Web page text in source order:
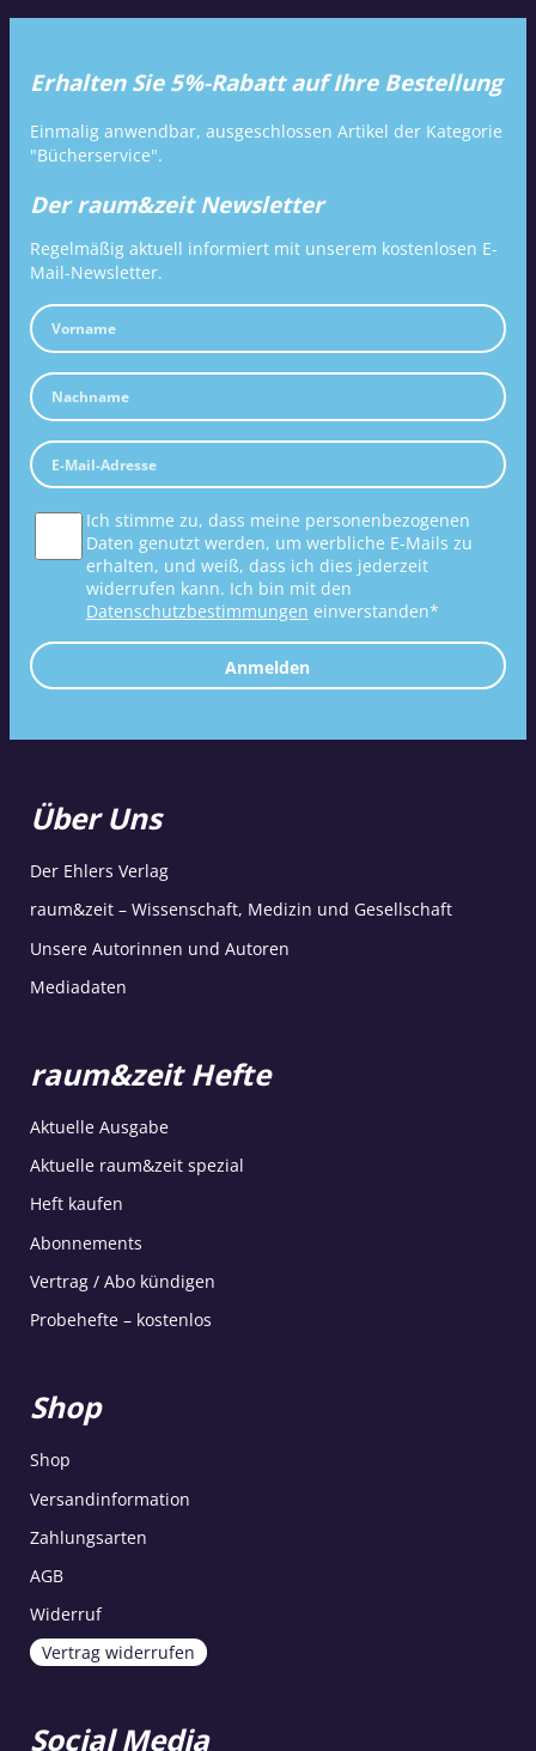
Erhalten Sie 5%-Rabatt auf Ihre Bestellung
Einmalig anwendbar, ausgeschlossen Artikel der Kategorie
"Bücherservice".
Der raum&zeit Newsletter
Regelmäßig aktuell informiert mit unserem kostenlosen E-
Mail-Newsletter.
Ich stimme zu, dass meine personenbezogenen
Daten genutzt werden, um werbliche E-Mails zu
erhalten, und weiß, dass ich dies jederzeit
widerrufen kann. Ich bin mit den
Datenschutzbestimmungen einverstanden*
Anmelden
Über Uns
Der Ehlers Verlag
raum&zeit – Wissenschaft, Medizin und Gesellschaft
Unsere Autorinnen und Autoren
Mediadaten
raum&zeit Hefte
Aktuelle Ausgabe
Aktuelle raum&zeit spezial
Heft kaufen
Abonnements
Vertrag / Abo kündigen
Probehefte – kostenlos
Shop
Shop
Versandinformation
Zahlungsarten
AGB
Widerruf
Vertrag widerrufen
Social Media